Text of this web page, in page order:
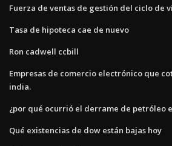
Fuerza de ventas de gestión del ciclo de
Tasa de hipoteca cae de nuevo
Ron cadwell ccbill
Empresas de comercio electrónico que
india.
¿por qué ocurrió el derrame de petróleo
Qué existencias de dow están bajas hoy